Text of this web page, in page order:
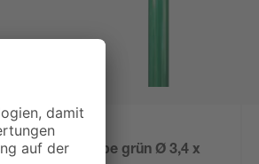
Strebe grün Ø 3,4 x